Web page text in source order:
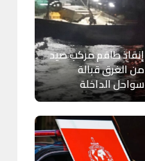
إنقاذ طاقم مركب صيد
من الغرق قبالة
سواحل الداخلة